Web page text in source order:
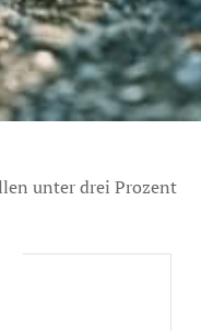
unter drei Prozent